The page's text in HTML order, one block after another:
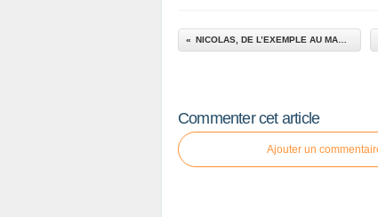
NICOLAS, DE L’EXEMPLE AU MARTYR
Commenter cet article
Ajouter un